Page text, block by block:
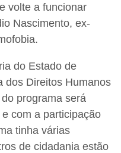
volte a funcionar
Nascimento, ex-
do Estado de
dos Direitos Humanos
programa será
com a participação
tinha várias
de cidadania estão